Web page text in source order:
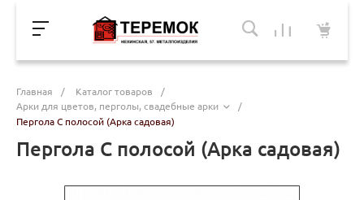
Главная / Каталог товаров
/
Арки для цветов, перголы, свадебные арки
/
Пергола С полосой (Арка садовая)
Пергола С полосой (Арка садовая)